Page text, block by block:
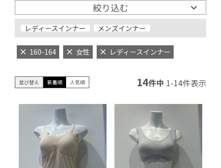
絞り込む
レディースインナー メンズインナー
160-164 女性 レディースインナー
並び替え 新着順 人気順 14件中 1-14件表示